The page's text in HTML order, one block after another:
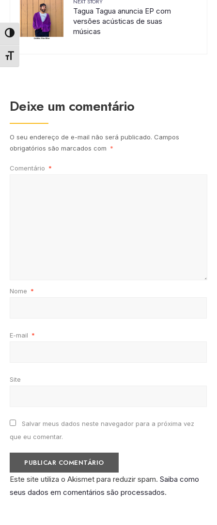
Alternar alto contraste
Alternar tamanho da fonte
Tagua Tagua anuncia EP com
versões acústicas de suas
músicas
Deixe um comentário
O seu endereço de e-mail não será publicado. Campos
obrigatórios são marcados com *
Comentário *
Nome *
E-mail *
Site
Salvar meus dados neste navegador para a próxima vez
que eu comentar.
Este site utiliza o Akismet para reduzir spam. Saiba como
seus dados em comentários são processados.